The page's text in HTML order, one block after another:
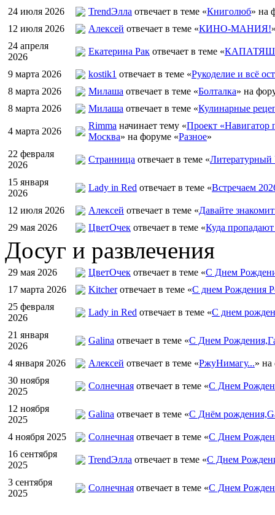
24 июля 2026
TrendЭлла отвечает в теме «Книголюб» на
12 июля 2026
Алексей отвечает в теме «КИНО-МАНИЯ!
24 апреля
2026
Екатерина Рак отвечает в теме «
9 марта 2026 kostik1 отвечает в теме «Рукоделие и всё
8 марта 2026
Милаша отвечает в теме «Болталка» на
8 марта 2026
Милаша отвечает в теме «Кулинарные
4 марта 2026
Rimma начинает тему «Проект «Навигатор
Москва» на форуме «Разное»
22 февраля
2026
Странница отвечает в теме «Литературный
15 января
2026
Lady in Red отвечает в теме «Встречаем
12 июля 2026 Алексей отвечает в теме «Давайте
29 мая 2026
ЦветOчек отвечает в теме «Куда
Досуг и развлечения
29 мая 2026 ЦветOчек отвечает в теме «С Днем
17 марта 2026
Kitcherотвечает в теме «С днем Рождения
25 февраля
2026
Lady in Red отвечает в теме «С днем
21 января
2026
Galina отвечает в теме «С Днем
4 января 2026 Алексей отвечает в теме «РжуНимагу...» на
30 ноября
2025
Солнечная отвечает в теме «С Днем
12 ноября
2025
Galina отвечает в теме «С Днём
4 ноября 2025 Солнечная отвечает в теме «С Днем
16 сентября
2025
TrendЭлла отвечает в теме «С Днем
3 сентября
2025
Солнечная отвечает в теме «С Днем